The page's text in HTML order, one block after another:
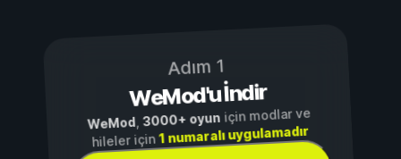
Adım 1
WeMod'u İndir
WeMod,3000+ oyuniçin modlar ve
hileler için1 numaralı uygulamadır